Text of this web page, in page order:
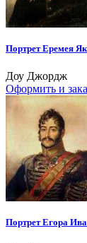
Портрет Еремея
Доу Джордж
Оформить и
Портрет Егора